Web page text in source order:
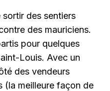
sortir des sentiers
des mauriciens.
pour quelques
Louis. Avec un
des vendeurs
(la meilleure façon de